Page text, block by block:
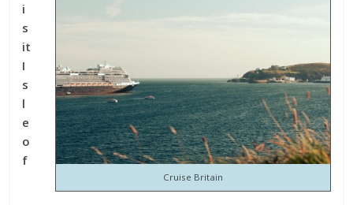
Cruise Britain
i
s
it
I
s
l
e
o
f